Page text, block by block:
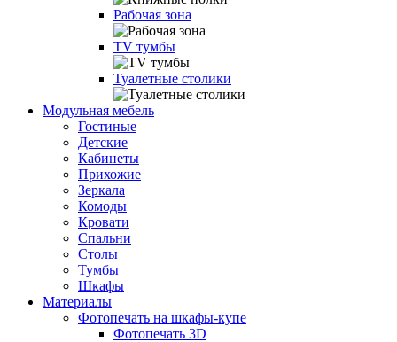
Рабочая зона
TV тумбы
Туалетные столики
Модульная мебель
Гостиные
Детские
Кабинеты
Прихожие
Зеркала
Комоды
Кровати
Спальни
Столы
Тумбы
Шкафы
Материалы
Фотопечать на шкафы-купе
Фотопечать 3D